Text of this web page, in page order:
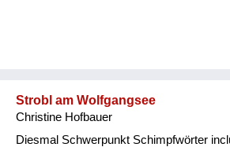
Strobl am Wolfgangsee
Christine Hofbauer
Diesmal Schwerpunkt Schimpfwörter